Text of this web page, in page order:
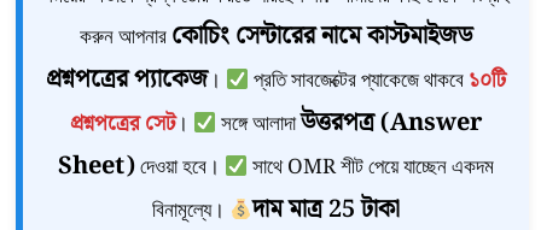
করুন আপনারকোচিং সেন্টারের নামে কাস্টমাইজড
প্রশ্নপত্রের প্যাকেজ। প্রতি সাবজেক্টের প্যাকেজে থাকবে১০টি
প্রশ্নপত্রের সেট। সঙ্গে আলাদাউত্তরপত্র (Answer
Sheet)দেওয়া হবে।
সাথে OMR শীট পেয়ে যাচ্ছেন একদম
বিনামূল্যে।
দাম মাত্র 25 টাকা